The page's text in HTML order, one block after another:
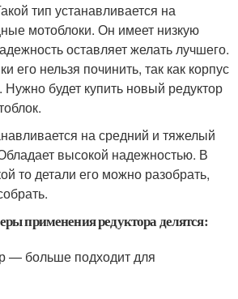
тип устанавливается на
мотоблоки. Он имеет низкую
оставляет желать лучшего.
его нельзя починить, так как корпус
Нужно будет купить новый редуктор
на средний и тяжелый
высокой надежностью. В
то детали его можно разобрать,
применения редуктора делятся:
— больше подходит для